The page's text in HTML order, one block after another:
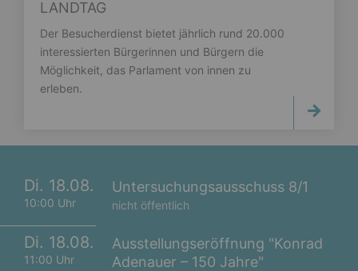
LANDTAG
Der Besucherdienst bietet jährlich rund 20.000
interessierten Bürgerinnen und Bürgern die
Möglichkeit, das Parlament von innen zu
erleben.
Di. 18.08.
10:00 Uhr
Untersuchungsausschuss 8/1
nicht öffentlich
Di. 18.08.
11:00 Uhr
Ausstellungseröffnung "Konrad
Adenauer – 150 Jahre"